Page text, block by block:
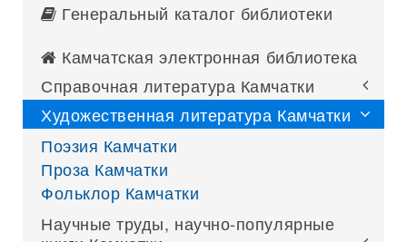
Генеральный каталог библиотеки
Камчатская электронная библиотека
Справочная литература Камчатки
Художественная литература Камчатки
Поэзия Камчатки
Проза Камчатки
Фольклор Камчатки
Научные труды, научно-популярные